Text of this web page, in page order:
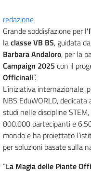
redazione
Grande soddisfazione per l
laclasse VB BS, guidata
Barbara Andaloro, per la
Campaign 2025 con il
Officinali”.
L’iniziativa internazionale,
NBS EduWORLD,
studi nelle discipline
800.000 partecipanti e
mondo e ha proiettato
per soluzioni basate sulla
“La Magia delle Piante